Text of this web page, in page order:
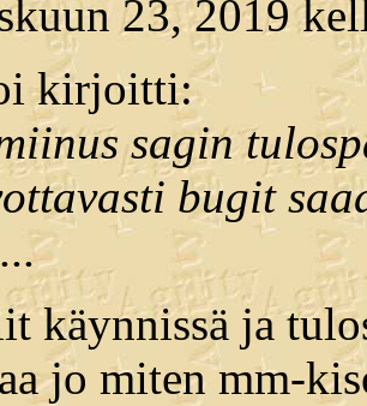
23, 2019
kirjoitti:
sagin
bugit
käynnissä ja
jo miten mm-